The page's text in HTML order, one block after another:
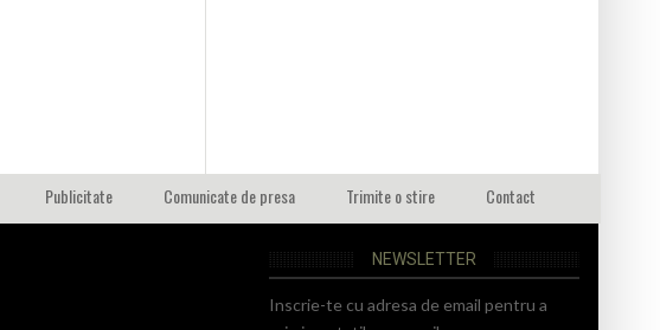
Publicitate Comunicate de presa Trimite o stire Contact
NEWSLETTER
Inscrie-te cu adresa de email pentru a